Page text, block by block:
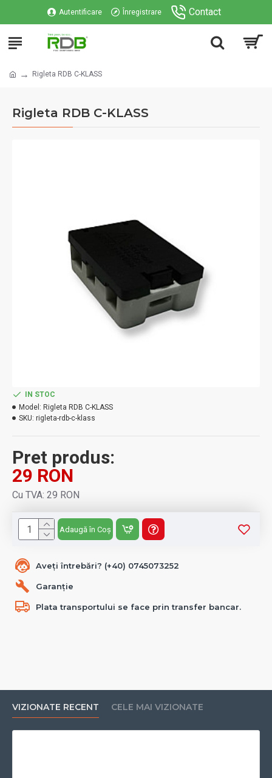
Autentificare Înregistrare Contact
Rigleta RDB C-KLASS
Rigleta RDB C-KLASS
Aveți întrebări? (+40) 0745073252
Garanție
Plata transportului se face prin transfer bancar.
Pret produs:
29 RON
Cu TVA: 29 RON
IN STOC
Model: Rigleta RDB C-KLASS
SKU: rigleta-rdb-c-klass
Adaugă în Coș
VIZIONATE RECENT CELE MAI VIZIONATE